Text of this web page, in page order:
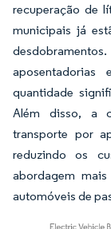
recuperação de
municipais já
quantidade
Além disso, a
transporte por
reduzindo os
abordagem
automóveis de